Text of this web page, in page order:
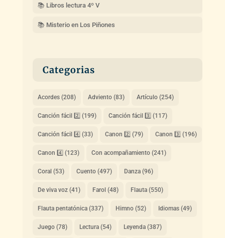
📚 Libros lectura 4º V
📚 Misterio en Los Piñones
Categorias
Acordes(208) Adviento(83) Artículo(254)
Canción fácil 2️⃣ (199) Canción fácil 3️⃣ (117)
Canción fácil 4️⃣ (33) Canon 2️⃣ (79) Canon 3️⃣ (196)
Canon 4️⃣ (123) Con acompañamiento(241)
Coral (53) Cuento(497) Danza(96)
De viva voz(41) Farol (48) Flauta(550)
Flauta pentatónica(337) Himno(52) Idiomas(49)
Juego(78) Lectura(54) Leyenda(387)